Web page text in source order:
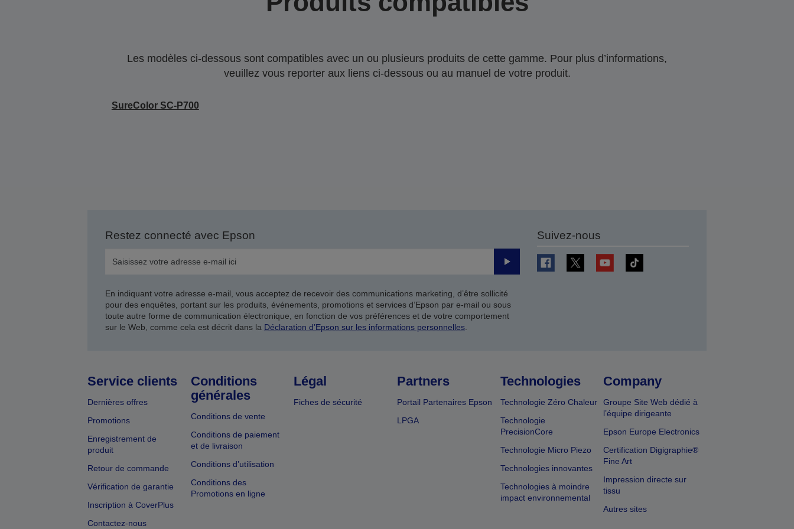
Les modèles ci-dessous sont compatibles avec un ou plusieurs produits de cette gamme. Pour plus d’informations,
veuillez vous reporter aux liens ci-dessous ou au manuel de votre produit.
SureColor SC-P700
Restez connecté avec Epson
Valider
En indiquant votre adresse e-mail, vous acceptez de recevoir des communications marketing, d’être sollicité
pour des enquêtes, portant sur les produits, événements, promotions et services d’Epson par e-mail ou sous
toute autre forme de communication électronique, en fonction de vos préférences et de votre comportement
sur le Web, comme cela est décrit dans la Déclaration d’Epson sur les informations personnelles.
Suivez-nous
Service clients
Dernières offres
Promotions
Enregistrement de
produit
Retour de commande
Vérification de garantie
Inscription à CoverPlus
Contactez-nous
Conditions
générales
Conditions de vente
Conditions de paiement
et de livraison
Conditions d’utilisation
Conditions des
Promotions en ligne
Légal
Fiches de sécurité
Partners
Portail Partenaires Epson
LPGA
Technologies
Technologie Zéro Chaleur
Technologie
PrecisionCore
Technologie Micro Piezo
Technologies innovantes
Technologies à moindre
impact environnemental
Company
Groupe Site Web dédié à
l’équipe dirigeante
Epson Europe Electronics
Certification Digigraphie®
Fine Art
Impression directe sur
tissu
Autres sites